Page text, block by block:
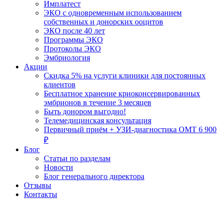
Имплатест
ЭКО с одновременным использованием
собственных и донорских ооцитов
ЭКО после 40 лет
Программы ЭКО
Протоколы ЭКО
Эмбриология
Акции
Скидка 5% на услуги клиники для постоянных
клиентов
Бесплатное хранение криоконсервированных
эмбрионов в течение 3 месяцев
Быть донором выгодно!
Телемедицинская консультация
Первичный приём + УЗИ-диагностика ОМТ 6 900
₽
Блог
Статьи по разделам
Новости
Блог генерального директора
Отзывы
Контакты